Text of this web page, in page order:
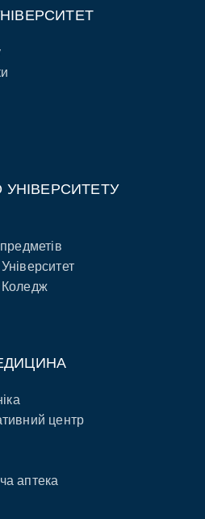
УНІВЕРСИТЕТУ
центр
аптека